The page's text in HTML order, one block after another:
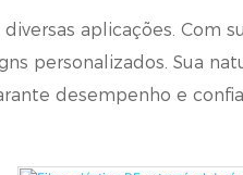
aplicações. Com
personalizados. Sua
desempenho e